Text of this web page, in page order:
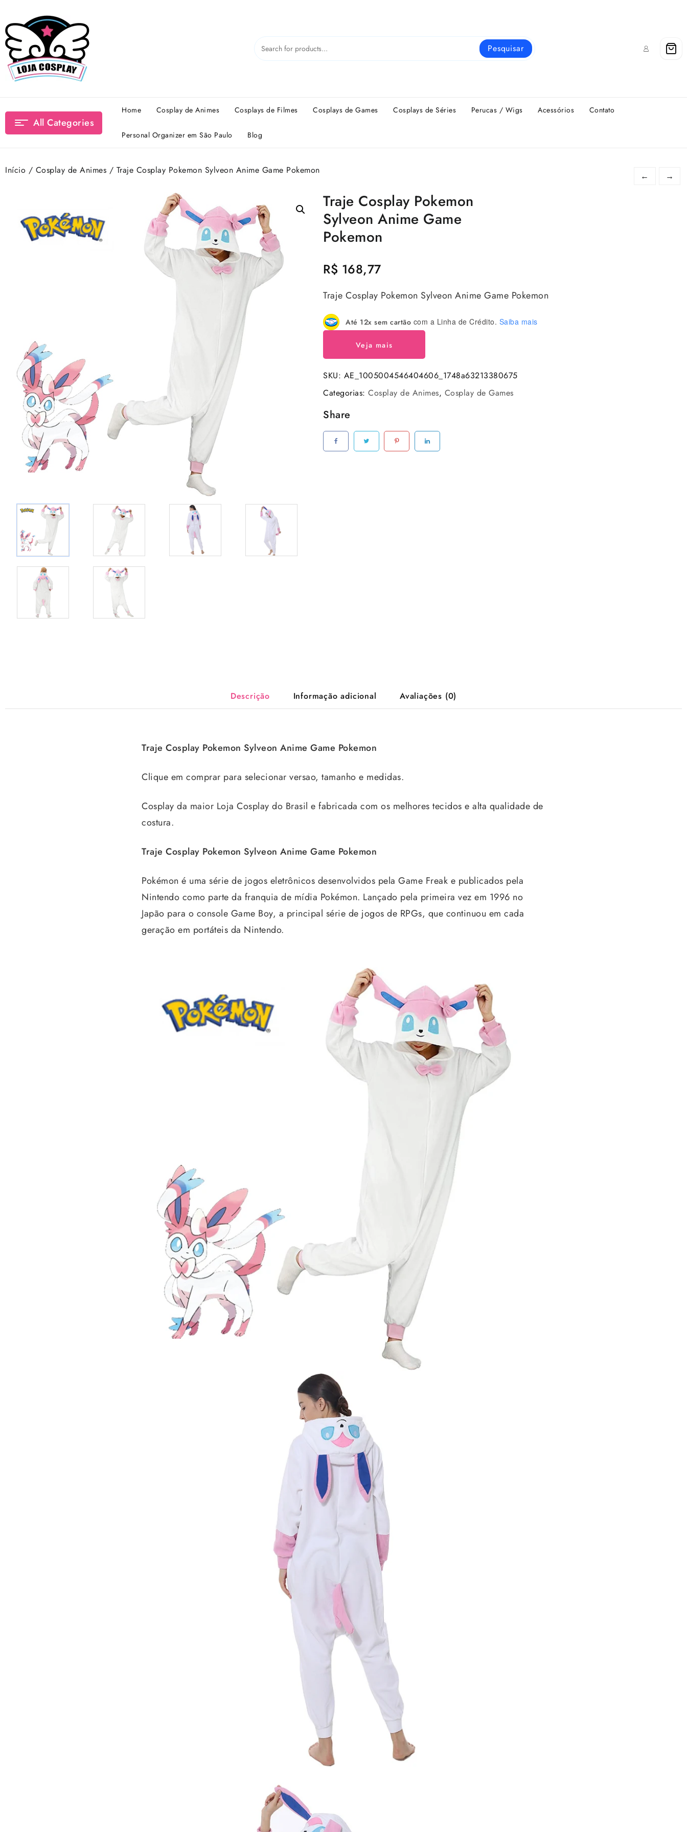
content
Pesquisar
All Categories
Home Cosplay de Animes Cosplays de Filmes Cosplays de Games Cosplays de Séries Perucas / Wigs Acessórios Contato
Personal Organizer em São Paulo Blog
Início / Cosplay de Animes / Traje Cosplay Pokemon Sylveon Anime Game Pokemon
← →
Traje Cosplay Pokemon
Sylveon Anime Game
Pokemon
R$ 168,77
Traje Cosplay Pokemon Sylveon Anime Game Pokemon
Até 12x sem cartão com a Linha de Crédito. Saiba mais
Veja mais
SKU: AE_1005004546404606_1748a63213380675
Categorias:Cosplay de Animes, Cosplay de Games
Share
Descrição Informação adicional Avaliações (0)
Traje Cosplay Pokemon Sylveon Anime Game Pokemon
Clique em comprar para selecionar versao, tamanho e medidas.
Cosplay da maior Loja Cosplay do Brasil e fabricada com os melhores tecidos e alta qualidade de
costura.
Traje Cosplay Pokemon Sylveon Anime Game Pokemon
Pokémon é uma série de jogos eletrônicos desenvolvidos pela Game Freak e publicados pela
Nintendo como parte da franquia de mídia Pokémon. Lançado pela primeira vez em 1996 no
Japão para o console Game Boy, a principal série de jogos de RPGs, que continuou em cada
geração em portáteis da Nintendo.